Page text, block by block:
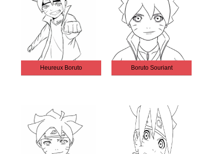
Heureux Boruto Boruto Souriant